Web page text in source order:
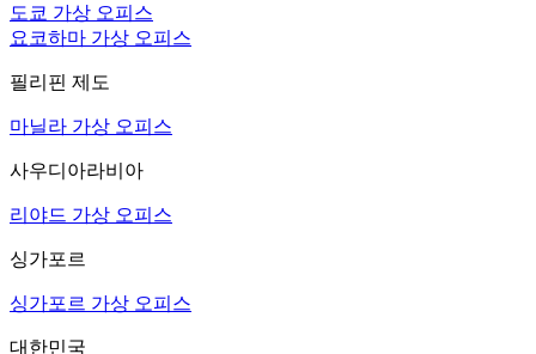
도쿄 가상 오피스
요코하마 가상 오피스
필리핀 제도
마닐라 가상 오피스
사우디아라비아
리야드 가상 오피스
싱가포르
싱가포르 가상 오피스
대한민국